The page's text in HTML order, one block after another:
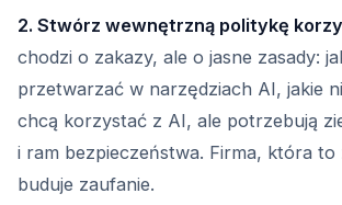
2. Stwórz wewnętrzną politykę
chodzi o zakazy, ale o jasne zasady:
przetwarzać w narzędziach AI, jakie
chcą korzystać z AI, ale potrzebują
i ram bezpieczeństwa. Firma, która to
buduje zaufanie.